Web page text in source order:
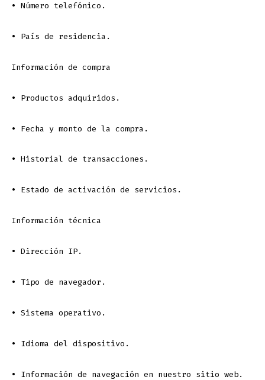
• Número telefónico.
• País de residencia.
Información de compra
• Productos adquiridos.
• Fecha y monto de la compra.
• Historial de transacciones.
• Estado de activación de servicios.
Información técnica
• Dirección IP.
• Tipo de navegador.
• Sistema operativo.
• Idioma del dispositivo.
• Información de navegación en nuestro sitio web.